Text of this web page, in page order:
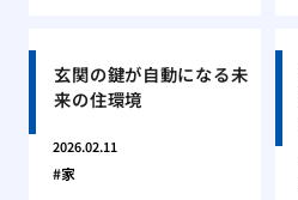
玄関の鍵が自動になる未
来の住環境
2026.02.11
家